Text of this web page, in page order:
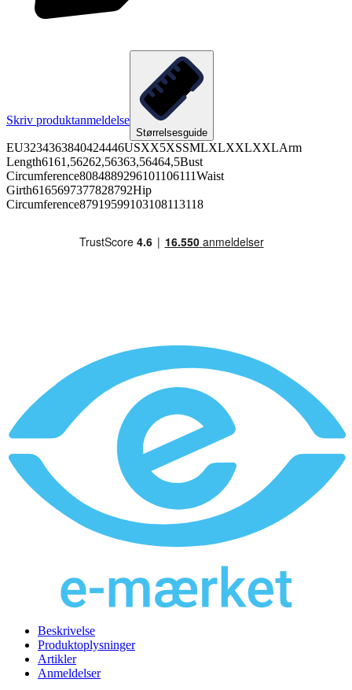
Skriv produktanmeldelse
Størrelsesguide
EU3234363840424446USXX5XSSMLXLXXLXXLArm
Length6161,56262,56363,56464,5Bust
Circumference8084889296101106111Waist
Girth6165697377828792Hip
Circumference87919599103108113118
Beskrivelse
Produktoplysninger
Artikler
Anmeldelser